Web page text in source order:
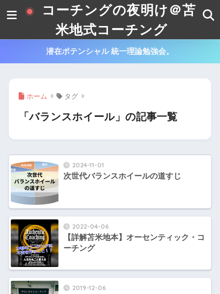
コーチングの夜明け＠苫
米地式コーチング
潜在ポテンシャル 統一理論勉強会。
ホーム タグ
「バランスホイール」の記事一覧
2024-11-01
次世代バランスホイールの道すじ
2022-04-06
【詳解苫米地本】オーセンティック・コ
ーチング
2019-12-06